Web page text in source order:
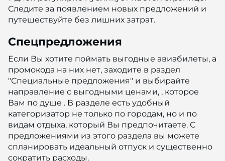
Следите за появлением новых предложений и
путешествуйте без лишних затрат.
Спецпредложения
Если Вы хотите поймать выгодные авиабилеты, а
промокода на них нет, заходите в раздел
"Специальные предложения" и выбирайте
направление с выгодными ценами, , которое
Вам по душе . В разделе есть удобный
категоризатор не только по городам, но и по
видам отдыха, который Вы предпочитаете. С
предложениями из этого раздела вы можете
спланировать идеальный отпуск и существенно
сократить расходы.